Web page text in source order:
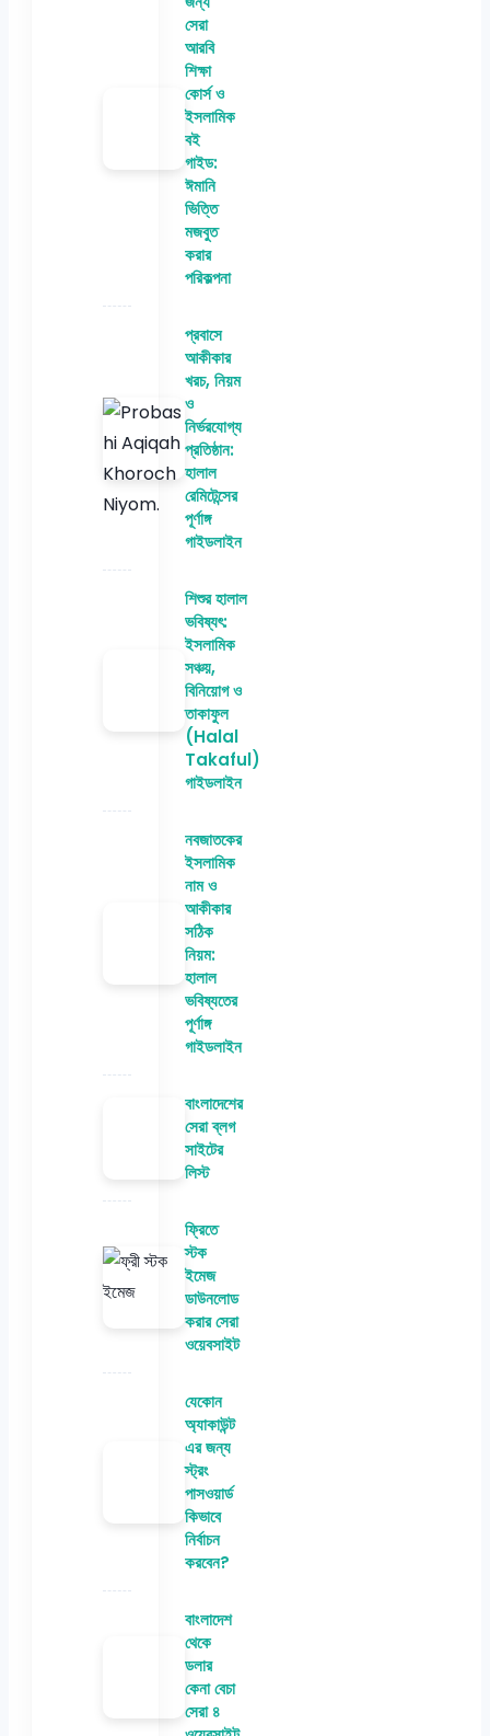
সেরা
আরবি
শিক্ষা
কোর্স ও
ইসলামিক
বই
গাইড:
ঈমানি
ভিত্তি
মজবুত
করার
পরিকল্পনা
প্রবাসে
আকীকার
খরচ, নিয়ম
ও
নির্ভরযোগ্য
প্রতিষ্ঠান:
হালাল
রেমিটেন্সের
পূর্ণাঙ্গ
গাইডলাইন
শিশুর হালাল
ভবিষ্যৎ:
ইসলামিক
সঞ্চয়,
বিনিয়োগ ও
তাকাফুল
(Halal
Takaful)
গাইডলাইন
নবজাতকের
ইসলামিক
নাম ও
আকীকার
সঠিক
নিয়ম:
হালাল
ভবিষ্যতের
পূর্ণাঙ্গ
গাইডলাইন
বাংলাদেশের
সেরা ব্লগ
সাইটের
লিস্ট
ফ্রিতে
স্টক
ইমেজ
ডাউনলোড
করার সেরা
ওয়েবসাইট
যেকোন
অ্যাকাউন্ট
এর জন্য
স্ট্রং
পাসওয়ার্ড
কিভাবে
নির্বাচন
করবেন?
বাংলাদেশ
থেকে
ডলার
কেনা বেচা
সেরা ৪